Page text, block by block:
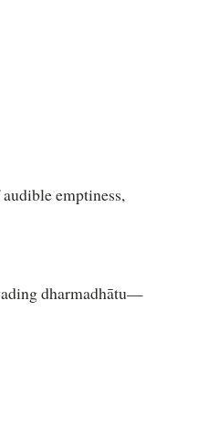
emptiness,
dharmadhātu—